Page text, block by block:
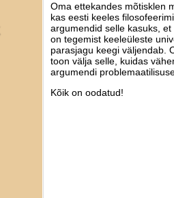
Oma ettekandes mõtisklen
kas eesti keeles
argumendid selle kasuks,
on tegemist keeleüleste
parasjagu keegi väljendab.
toon välja selle, kuidas
argumendi
Kõik on oodatud!